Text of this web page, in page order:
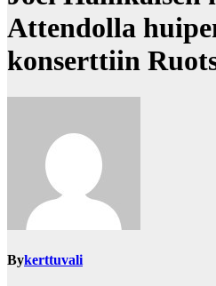
Attendolla
konserttiin
Bykerttuvali